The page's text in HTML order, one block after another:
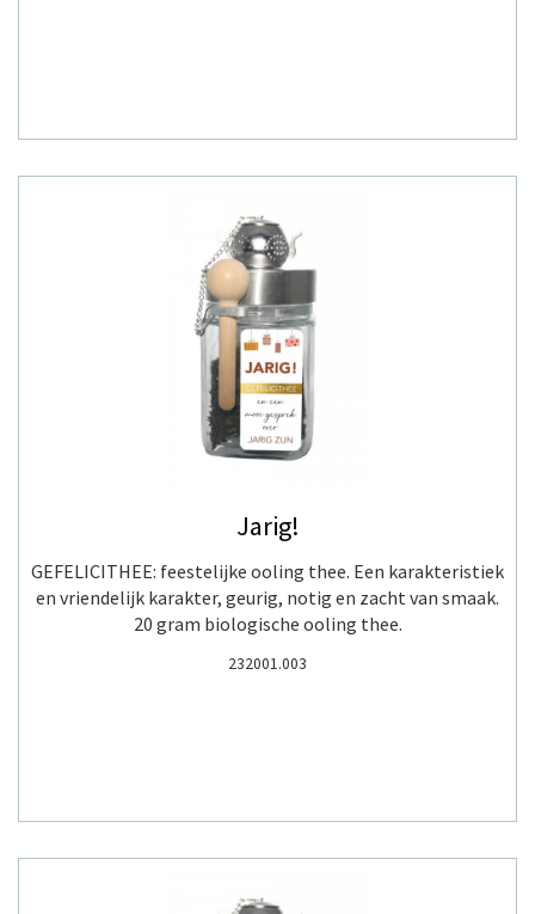
Jarig!
GEFELICITHEE: feestelijke ooling thee. Een karakteristiek
en vriendelijk karakter, geurig, notig en zacht van smaak.
20 gram biologische ooling thee.
232001.003